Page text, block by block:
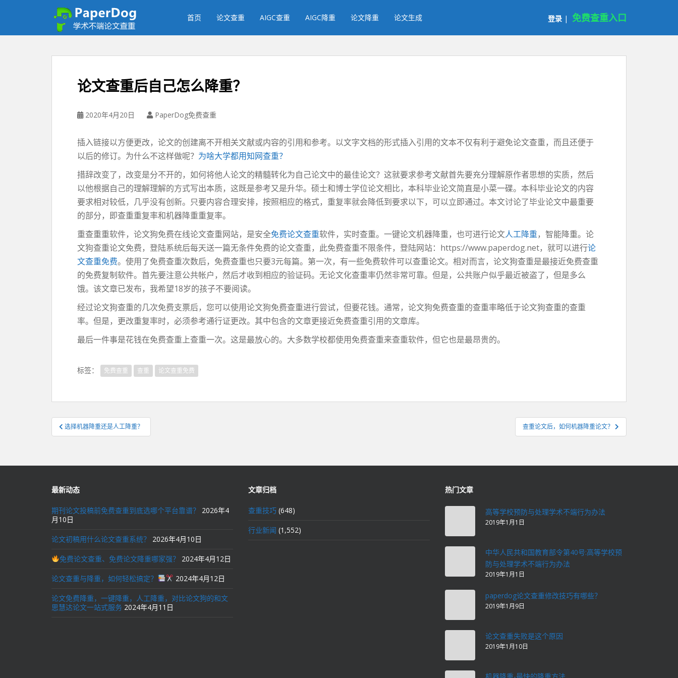
首页 论文查重 AIGC查重 AIGC降重 论文降重 论文生成 登录 | 免费查重入口
论文查重后自己怎么降重？
2020年4月20日 PaperDog免费查重
插入链接以方便更改，论文的创建离不开相关文献或内容的引用和参考。以文字文档的形式插入引用的文本不仅有利于避免论文查重，而且还便于
以后的修订。为什么不这样做呢？ 为啥大学都用知网查重？
措辞改变了，改变是分不开的，如何将他人论文的精髓转化为自己论文中的最佳论文？这就要求参考文献首先要充分理解原作者思想的实质，然后
以他根据自己的理解理解的方式写出本质，这既是参考又是升华。硕士和博士学位论文相比，本科毕业论文简直是小菜一碟。本科毕业论文的内容
要求相对较低，几乎没有创新。只要内容合理安排，按照相应的格式，重复率就会降低到要求以下，可以立即通过。本文讨论了毕业论文中最重要
的部分，即查重重复率和机器降重重复率。
重查重重软件，论文狗免费在线论文查重网站，是安全免费论文查重软件，实时查重。一键论文机器降重，也可进行论文人工降重，智能降重。论
文狗查重论文免费，登陆系统后每天送一篇无条件免费的论文查重，此免费查重不限条件，登陆网站：https://www.paperdog.net，就可以进行论
文查重免费。使用了免费查重次数后，免费查重也只要3元每篇。第一次，有一些免费软件可以查重论文。相对而言，论文狗查重是最接近免费查重
的免费复制软件。首先要注意公共帐户，然后才收到相应的验证码。无论文化查重率仍然非常可靠。但是，公共账户似乎最近被盗了，但是多么
饿。该文章已发布，我希望18岁的孩子不要阅读。
经过论文狗查重的几次免费支票后，您可以使用论文狗免费查重进行尝试，但要花钱。通常，论文狗免费查重的查重率略低于论文狗查重的查重
率。但是，更改重复率时，必须参考通行证更改。其中包含的文章更接近免费查重引用的文章库。
最后一件事是花钱在免费查重上查重一次。这是最放心的。大多数学校都使用免费查重来查重软件，但它也是最昂贵的。
标签： 免费查重 查重 论文查重免费
文
章
航
选择机器降重还是人工降重？ 查重论文后，如何机器降重论文？
最新动态
期刊论文投稿前免费查重到底选哪个平台靠谱？
2026年4
月10日
论文初稿用什么论文查重系统？ 2026年4月10日
免费论文查重、免费论文降重哪家强？ 2024年4月12日
论文查重与降重，如何轻松搞定？ 2024年4月12日
论文免费降重，一键降重，人工降重，对比论文狗的和文
思慧达论文一站式服务 2024年4月11日
文章归档
查重技巧 (648)
行业新闻 (1,552)
热门文章
高等学校预防与处理学术不端行为办法
2019年1月1日
中华人民共和国教育部令第40号:高等学校预
防与处理学术不端行为办法
2019年1月1日
paperdog论文查重修改技巧有哪些？
2019年1月9日
论文查重失败是这个原因
2019年1月10日